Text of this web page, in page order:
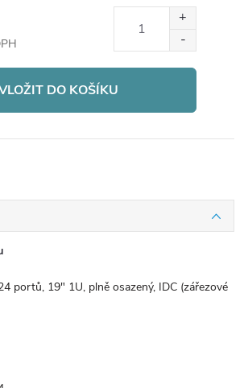
DO KOŠÍKU
portů, 19" 1U, plně osazený, IDC (zářezové